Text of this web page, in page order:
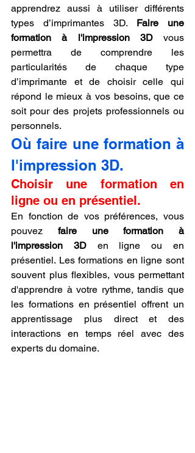
apprendrez aussi à utiliser différents
types d’imprimantes 3D. Faire une
formation à l'impression 3D vous
permettra de comprendre les
particularités de chaque type
d’imprimante et de choisir celle qui
répond le mieux à vos besoins, que ce
soit pour des projets professionnels ou
personnels.
Où faire une formation à
l'impression 3D.
Choisir une formation en
ligne ou en présentiel.
En fonction de vos préférences, vous
pouvez faire une formation à
l'impression 3D en ligne ou en
présentiel. Les formations en ligne sont
souvent plus flexibles, vous permettant
d'apprendre à votre rythme, tandis que
les formations en présentiel offrent un
apprentissage plus direct et des
interactions en temps réel avec des
experts du domaine.